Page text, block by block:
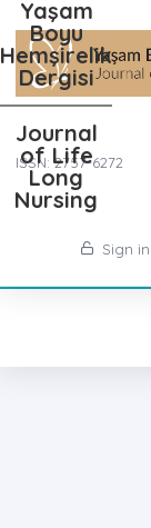
ISSN: 2757-6272
Yaşam
Boyu
Hemşirelik
Dergisi
Journal
of Life
Long
Nursing
Sign in